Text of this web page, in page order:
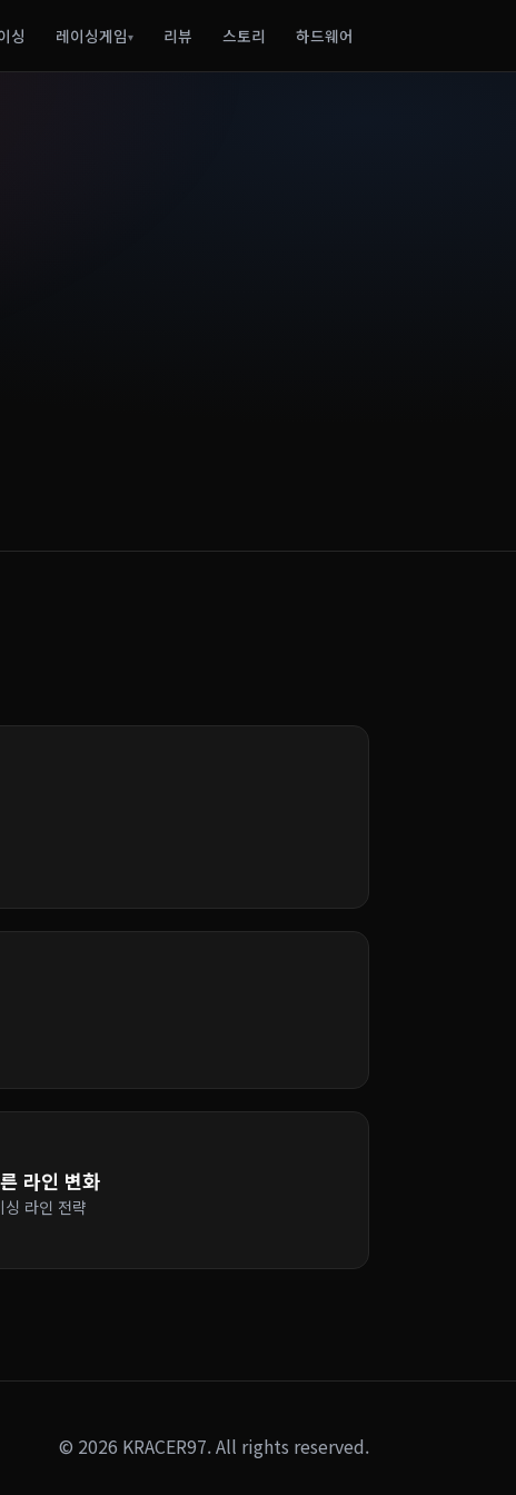
싱 레이싱게임▾ 리뷰 스토리 하드웨어
라인 변화
라인 전략
© 2026 KRACER97. All rights reserved.